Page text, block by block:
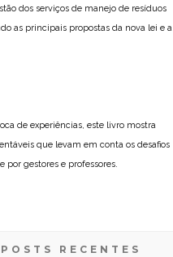
dos serviços de manejo de resíduos
as principais propostas da nova lei e a
de experiências, este livro mostra
que levam em conta os desafios
gestores e professores.
POSTS RECENTES